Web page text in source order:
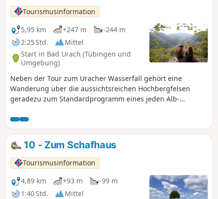
Tourismusinformation
5,95 km
+247 m
-244 m
2:25 Std.
Mittel
Start in Bad Urach (Tübingen und
Umgebung)
Neben der Tour zum Uracher Wasserfall gehört eine
Wanderung über die aussichtsreichen Hochbergfelsen
geradezu zum Standardprogramm eines jeden Alb-
10 - Zum Schafhaus
Tourismusinformation
4,89 km
+93 m
-99 m
1:40 Std.
Mittel